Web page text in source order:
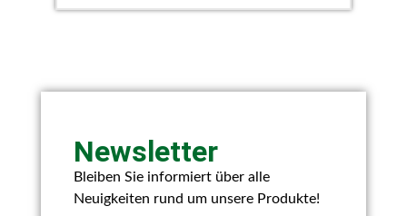
Newsletter
Bleiben Sie informiert über alle
Neuigkeiten rund um unsere Produkte!